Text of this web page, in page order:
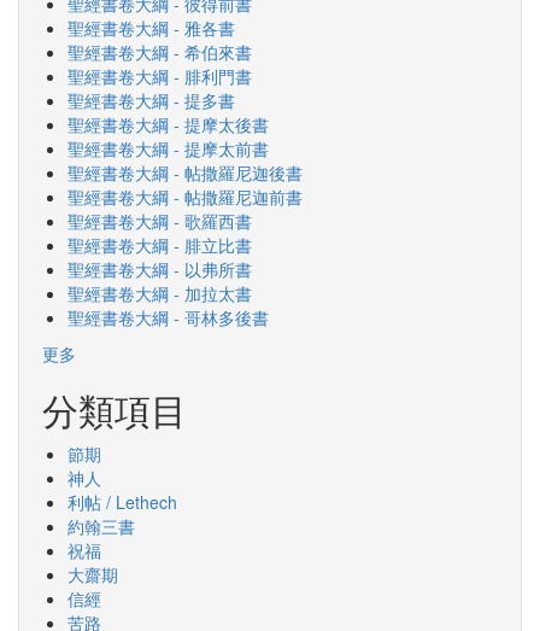
聖經書卷大綱 - 雅各書
聖經書卷大綱 - 希伯來書
聖經書卷大綱 - 腓利門書
聖經書卷大綱 - 提多書
聖經書卷大綱 - 提摩太後書
聖經書卷大綱 - 提摩太前書
聖經書卷大綱 - 帖撒羅尼迦後書
聖經書卷大綱 - 帖撒羅尼迦前書
聖經書卷大綱 - 歌羅西書
聖經書卷大綱 - 腓立比書
聖經書卷大綱 - 以弗所書
聖經書卷大綱 - 加拉太書
聖經書卷大綱 - 哥林多後書
更多
分類項目
節期
神人
利帖 / Lethech
約翰三書
祝福
大齋期
信經
苦路